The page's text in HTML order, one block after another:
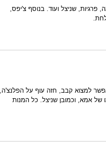
שניצל ועוד. בנוסף צ'יפס,
למצוא קבב, חזה עוף על הפלנצ'ה,
של אמא, וכמובן שניצל. כל המנות